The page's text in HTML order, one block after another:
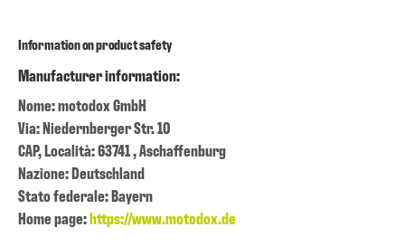
Information on product safety
Manufacturer information:
Nome: motodox GmbH
Via: Niedernberger Str. 10
CAP, Località: 63741 , Aschaffenburg
Nazione: Deutschland
Stato federale: Bayern
Home page:https://www.motodox.de